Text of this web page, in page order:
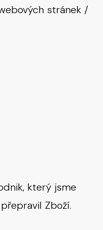
stránek /
který jsme
Zboží.